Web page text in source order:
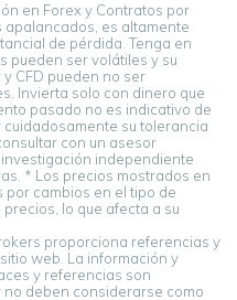
en Forex y Contratos por
apalancados, es altamente
de pérdida. Tenga en
pueden ser volátiles y su
CFD pueden no ser
Invierta solo con dinero que
pasado no es indicativo de
su tolerancia
con un asesor
independiente
* Los precios mostrados en
cambios en el tipo de
lo que afecta a su
proporciona referencias y
web. La información y
y referencias son
deben considerarse como